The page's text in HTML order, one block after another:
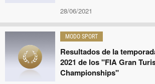
28/06/2021
MODO SPORT
Resultados de la
2021 de los "FIA Gran
Championships"